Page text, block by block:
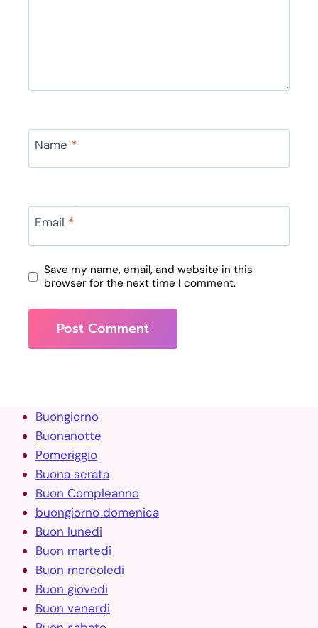
Name *
Email *
Save my name, email, and website in this
browser for the next time I comment.
Buongiorno
Buonanotte
Pomeriggio
Buona serata
Buon Compleanno
buongiorno domenica
Buon lunedi
Buon martedi
Buon mercoledi
Buon giovedi
Buon venerdi